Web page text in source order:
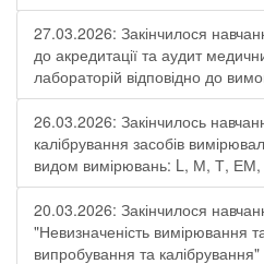
27.03.2026: Закінчилося
до акредитації та аудит
лабораторій відповідно до
26.03.2026: Закінчилось
калібрування засобів
видом вимірювань: L, М, Т, ЕМ,
20.03.2026: Закінчилося
"Невизначеність вимірювання
випробування та калібрування"